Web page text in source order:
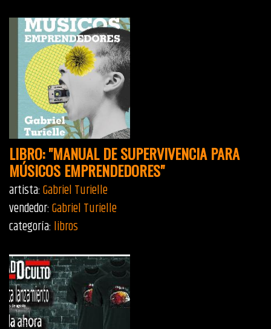
LIBRO: "MANUAL DE SUPERVIVENCIA PARA
MÚSICOS EMPRENDEDORES"
artista:Gabriel Turielle
vendedor:Gabriel Turielle
categoría: libros